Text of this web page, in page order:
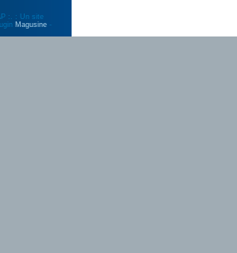
:. : Un site
Magusine -